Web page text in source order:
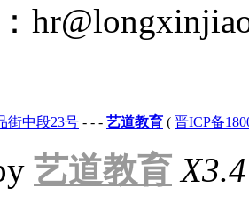
街中段23号 - - - 艺道教育 ( 晋ICP备
艺道教育 X3.4